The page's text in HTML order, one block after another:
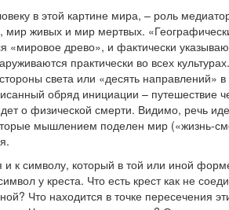
в этой картине мира, – роль
мир живых и мир мертвых.
«мировое древо», и фактически
практически во всех
света или «десять
обряд инициации – путешествие
о физической смерти. Видимо, речь
мышлением поделен мир («жизнь-
к символу, который в той или иной
у креста. Что есть крест как не
Что находится в точке пересечения